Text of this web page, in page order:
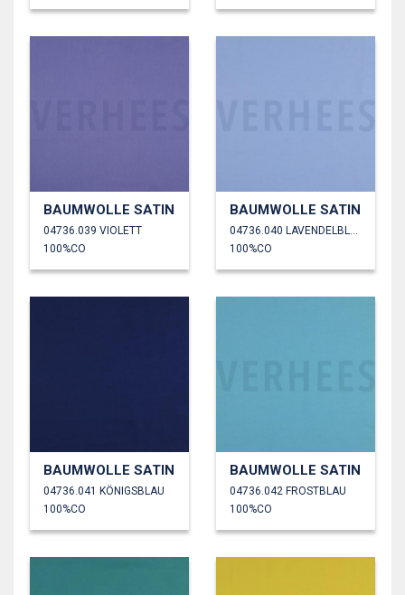
BAUMWOLLE SATIN
04736.039 VIOLETT
100%CO
BAUMWOLLE SATIN
100%CO
BAUMWOLLE SATIN
04736.041 KÖNIGSBLAU
100%CO
BAUMWOLLE SATIN
04736.042 FROSTBLAU
100%CO